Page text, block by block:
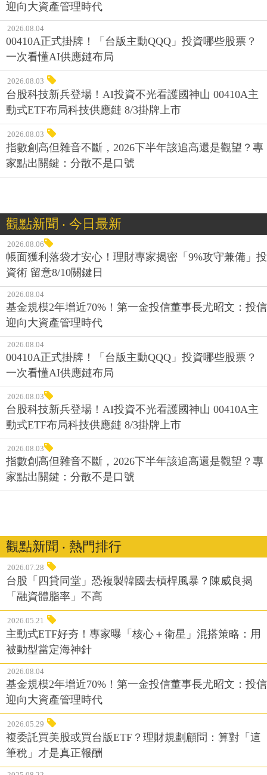
迎向大資產管理時代
2026.08.04
00410A正式掛牌！「台版主動QQQ」投資哪些股票？
一次看懂AI供應鏈布局
2026.08.03
台股科技新兵登場！AI投資不光看護國神山 00410A主
動式ETF布局科技供應鏈 8/3掛牌上市
2026.08.03
指數創高但雜音不斷，2026下半年該追高還是觀望？專
家點出關鍵：分散不是口號
觀點新聞 ‧ 今日最新
2026.08.06
帳面獲利落袋才安心！理財專家揭密「9%攻守兼備」投
資術 留意8/10關鍵日
2026.08.04
基金規模2年增近70%！第一金投信董事長尤昭文：投信
迎向大資產管理時代
2026.08.04
00410A正式掛牌！「台版主動QQQ」投資哪些股票？
一次看懂AI供應鏈布局
2026.08.03
台股科技新兵登場！AI投資不光看護國神山 00410A主
動式ETF布局科技供應鏈 8/3掛牌上市
2026.08.03
指數創高但雜音不斷，2026下半年該追高還是觀望？專
家點出關鍵：分散不是口號
觀點新聞 ‧ 熱門排行
2026.07.28
台股「四貸同堂」恐複製韓國去槓桿風暴？陳威良揭
「融資體脂率」不高
2026.05.21
主動式ETF好夯！專家曝「核心＋衛星」混搭策略：用
被動型當定海神針
2026.08.04
基金規模2年增近70%！第一金投信董事長尤昭文：投信
迎向大資產管理時代
2026.05.29
複委託買美股或買台版ETF？理財規劃顧問：算對「這
筆稅」才是真正報酬